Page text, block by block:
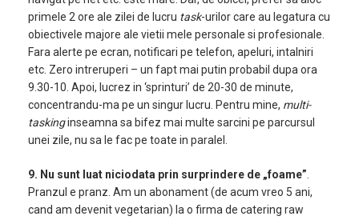
primele 2 ore ale zilei de lucru task-urilor care au legatura cu
obiectivele majore ale vietii mele personale si profesionale.
Fara alerte pe ecran, notificari pe telefon, apeluri, intalniri
etc. Zero intreruperi – un fapt mai putin probabil dupa ora
9.30-10. Apoi, lucrez in ‘sprinturi’ de 20-30 de minute,
concentrandu-ma pe un singur lucru. Pentru mine, multi-
taskinginseamna sa bifez mai multe sarcini pe parcursul
unei zile, nu sa le fac pe toate in paralel.
9. Nu sunt luat niciodata prin surprindere de „foame”
Pranzul e pranz. Am un abonament (de acum vreo 5 ani,
cand am devenit vegetarian) la o firma de catering raw